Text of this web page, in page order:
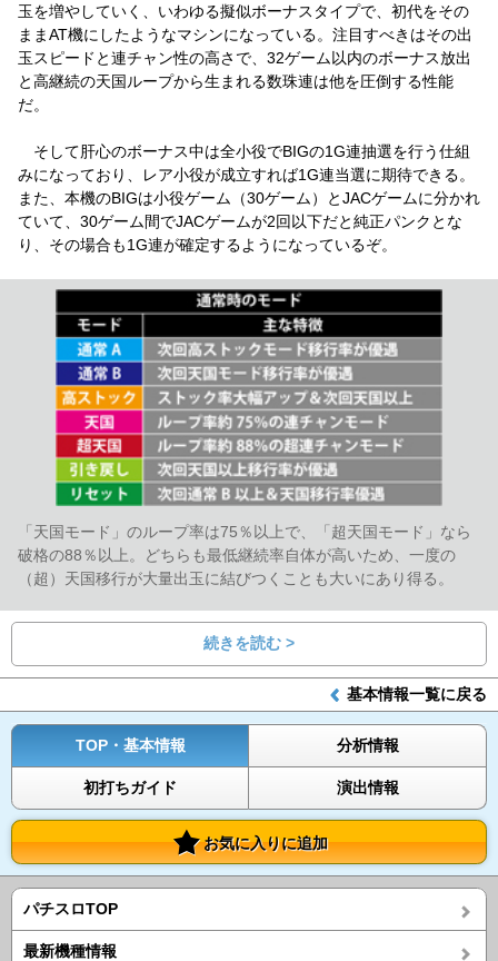
玉を増やしていく、いわゆる擬似ボーナスタイプで、初代をその
ままAT機にしたようなマシンになっている。注目すべきはその出
玉スピードと連チャン性の高さで、32ゲーム以内のボーナス放出
と高継続の天国ループから生まれる数珠連は他を圧倒する性能
だ。
そして肝心のボーナス中は全小役でBIGの1G連抽選を行う仕組
みになっており、レア小役が成立すれば1G連当選に期待できる。
また、本機のBIGは小役ゲーム（30ゲーム）とJACゲームに分かれ
ていて、30ゲーム間でJACゲームが2回以下だと純正パンクとな
り、その場合も1G連が確定するようになっているぞ。
「天国モード」のループ率は75％以上で、「超天国モード」なら
破格の88％以上。どちらも最低継続率自体が高いため、一度の
（超）天国移行が大量出玉に結びつくことも大いにあり得る。
続きを読む >
基本情報一覧に戻る
TOP・基本情報 分析情報
初打ちガイド 演出情報
お気に入りに追加
パチスロTOP
最新機種情報